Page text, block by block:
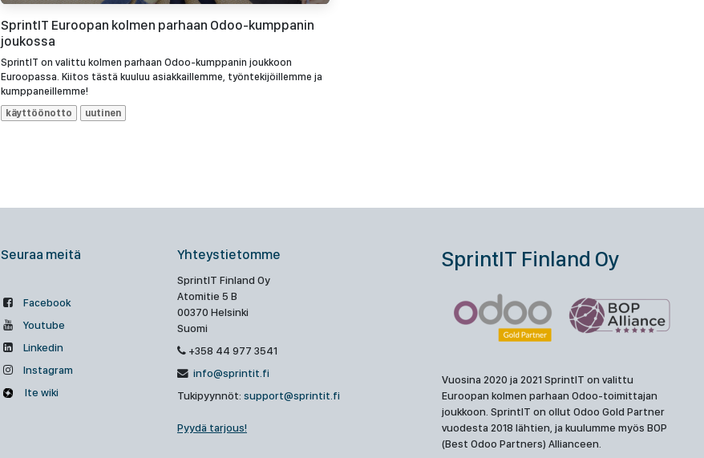
SprintIT Euroopan kolmen parhaan Odoo-kumppanin
joukossa
SprintIT on valittu kolmen parhaan Odoo-kumppanin joukkoon
Euroopassa. Kiitos tästä kuuluu asiakkaillemme, työntekijöillemme ja
kumppaneillemme!
käyttöönotto
uutinen
Seuraa meitä
Facebook
Youtube
Linkedin
Instagram
Ite wiki
Yhteystietomme
SprintIT Finland Oy
Atomitie 5 B
00370 Helsinki
Suomi
+358 44 977 3541
info@sprintit.fi
Tukipyynnöt: support@sprintit.fi
Pyydä tarjous!
SprintIT Finland Oy
Vuosina 2020 ja 2021 SprintIT on valittu
Euroopan kolmen parhaan Odoo-toimittajan
joukkoon. SprintIT on ollut Odoo Gold Partner
vuodesta 2018 lähtien, ja kuulumme myös BOP
(Best Odoo Partners) Allianceen.